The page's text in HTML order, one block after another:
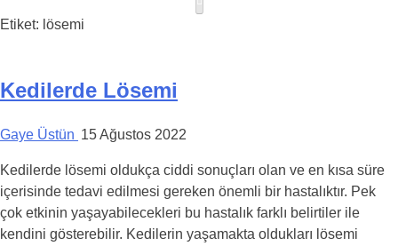
Etiket: lösemi
Kedilerde Lösemi
Gaye Üstün 15 Ağustos 2022
Kedilerde lösemi oldukça ciddi sonuçları olan ve en kısa süre
içerisinde tedavi edilmesi gereken önemli bir hastalıktır. Pek
çok etkinin yaşayabilecekleri bu hastalık farklı belirtiler ile
kendini gösterebilir. Kedilerin yaşamakta oldukları lösemi